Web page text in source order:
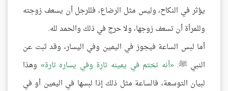
يؤثر في النكاح، وليس مثل الرضاع، فللرجل أن يسعف زوجته
وللمرأة أن تسعف زوجها، ولا حرج في ذلك والحمد لله.
أما لبس الساعة فيجوز في اليمين وفي اليسار، وقد ثبت عن
النبي ﷺ: أنه تختم في يمينه تارة وفي يساره تارة
وهذا
لبيان التوسعة، فالساعة مثل ذلك إذا لبسها في اليمين أو في